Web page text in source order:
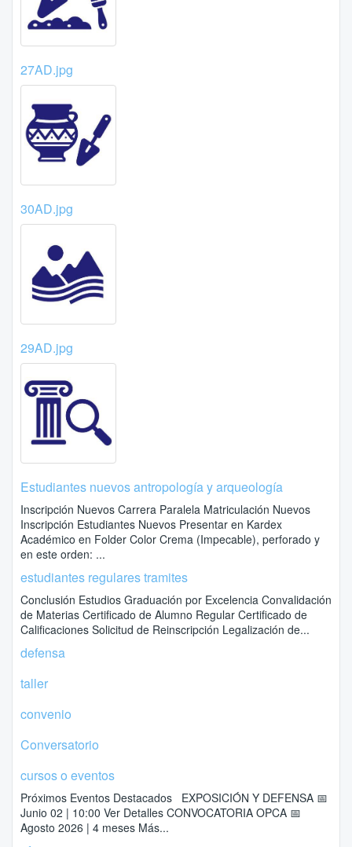
27AD.jpg
30AD.jpg
29AD.jpg
Estudiantes nuevos antropología y arqueología
Inscripción Nuevos Carrera Paralela Matriculación Nuevos
Inscripción Estudiantes Nuevos Presentar en Kardex
Académico en Folder Color Crema (Impecable), perforado y
en este orden: ...
estudiantes regulares tramites
Conclusión Estudios Graduación por Excelencia Convalidación
de Materias Certificado de Alumno Regular Certificado de
Calificaciones Solicitud de Reinscripción Legalización de...
defensa
taller
convenio
Conversatorio
cursos o eventos
Próximos Eventos Destacados EXPOSICIÓN Y DEFENSA 📅
Junio 02 | 10:00 Ver Detalles CONVOCATORIA OPCA 📅
Agosto 2026 | 4 meses Más...